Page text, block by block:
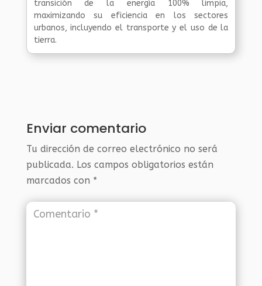
transición de la energía 100% limpia,
maximizando su eficiencia en los sectores
urbanos, incluyendo el transporte y el uso de la
tierra.
Enviar comentario
Tu dirección de correo electrónico no será
publicada. Los campos obligatorios están
marcados con *